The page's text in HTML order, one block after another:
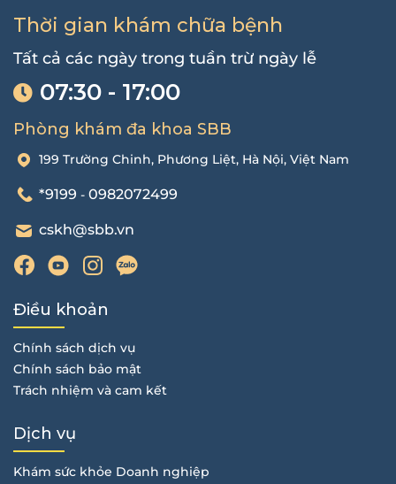
Thời gian khám chữa bệnh
Tất cả các ngày trong tuần trừ ngày lễ
07:30 - 17:00
Phòng khám đa khoa SBB
199 Trường Chinh, Phương Liệt, Hà Nội, Việt Nam
*9199 - 0982072499
cskh@sbb.vn
Điều khoản
Chính sách dịch vụ
Chính sách bảo mật
Trách nhiệm và cam kết
Dịch vụ
Khám sức khỏe Doanh nghiệp